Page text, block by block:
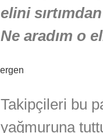
elini
Ne aradım o
Takipçileri bu
yağmuruna